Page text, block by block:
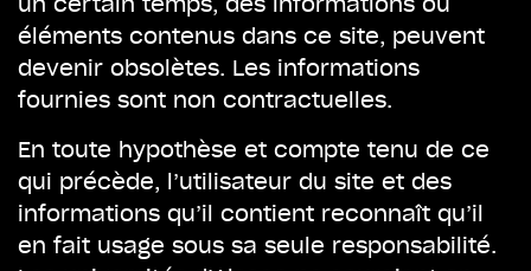
éléments contenus dans ce site, peuvent
devenir obsolètes. Les informations
fournies sont non contractuelles.
En toute hypothèse et compte tenu de ce
qui précède, l’utilisateur du site et des
informations qu’il contient reconnaît qu’il
en fait usage sous sa seule responsabilité.